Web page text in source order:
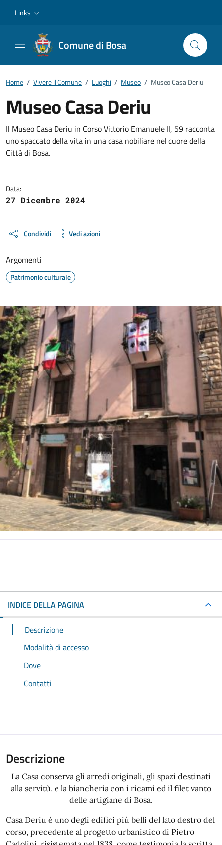
Links
Comune di Bosa
Home / Vivere il Comune / Luoghi / Museo / Museo Casa Deriu
Museo Casa Deriu
Dettagli del luogo
Il Museo Casa Deriu in Corso Vittorio Emanuele II, 59 racconta
uno spaccato della vita in una casa nobiliare nel cuore della
Città di Bosa.
Data:
27 Dicembre 2024
Condividi Vedi azioni
Argomenti
Patrimonio culturale
INDICE DELLA PAGINA
Descrizione
Modalità di accesso
Dove
Contatti
Descrizione
La Casa conserva gli arredi originali, gli spazi destinati
alla servitù, e la biancheria con i ricami ed il filet vanto
delle artigiane di Bosa.
Casa Deriu è uno degli edifici più belli del lato destro del
corso, precedente al progetto urbanistico di Pietro